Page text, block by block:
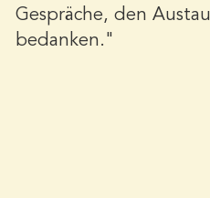
Gespräche, den
bedanken."